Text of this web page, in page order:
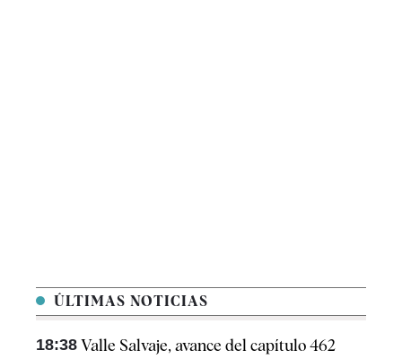
ÚLTIMAS NOTICIAS
18:38 Valle Salvaje, avance del capítulo 462